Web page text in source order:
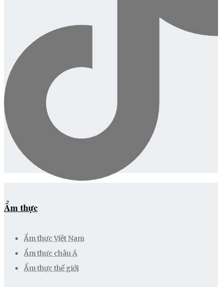
Ẩm thực
Ẩm thực Việt Nam
Ẩm thực châu Á
Ẩm thực thế giới